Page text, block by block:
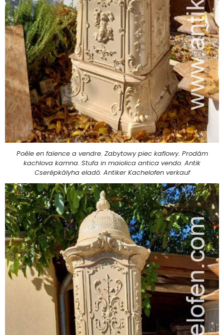
Poêle en faïence a vendre. Zabytowy piec kaflowy. Prodám
kachlova kamna. Stufa in maiolica antica vendo. Antik
Cserépkályha eladó. Antiker Kachelofen verkauf